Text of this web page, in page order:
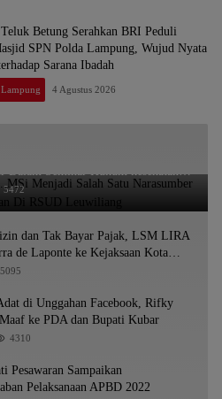
Betung Serahkan BRI Peduli
SPN Polda Lampung, Wujud Nyata
Sarana Ibadah
4 Agustus 2026
S.H.,M.H.,MSi Menjadi Salah
Dalam Seminar Hukum kesehatan
5472
dan Tak Bayar Pajak, LSM LIRA
de Laponte ke Kejaksaan Kota
5095
di Unggahan Facebook, Rifky
ke PDA dan Bupati Kubar
4310
Pesawaran Sampaikan
Pelaksanaan APBD 2022